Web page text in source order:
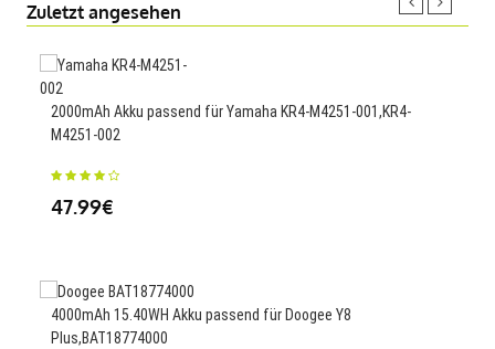
Zuletzt angesehen
2000mAh Akku passend für Yamaha KR4-M4251-001,KR4-
M4251-002
47.99€
4000mAh 15.40WH Akku passend für Doogee Y8
Plus,BAT18774000